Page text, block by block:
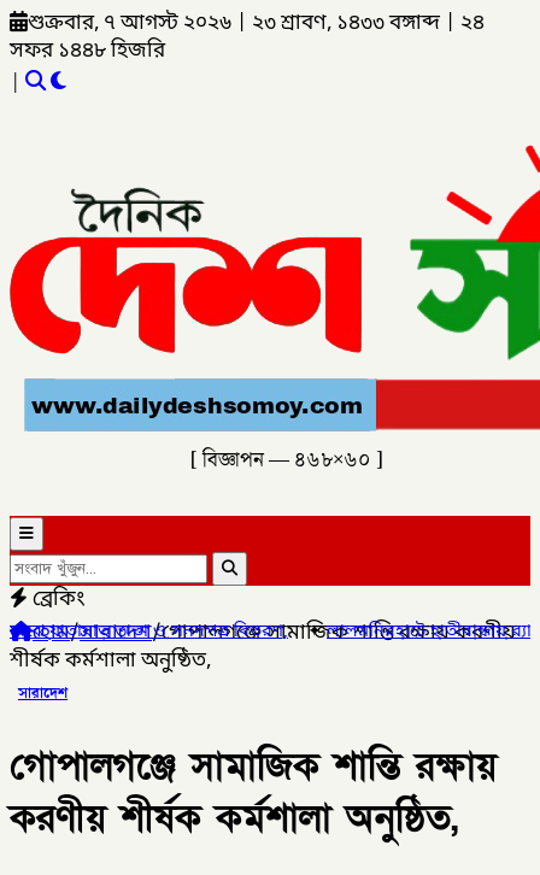
শুক্রবার, ৭ আগস্ট ২০২৬ ২৩ শ্রাবণ, ১৪৩৩ বঙ্গাব্দ
২৪
সফর ১৪৪৮ হিজরি
|
[ বিজ্ঞাপন — ৪৬৮×৬০ ]
ব্রেকিং
সনদপত্র বিতরণ,✦লালমনিরহাটে হাতীবান্ধায় র‌্যাব-১৩ অভিযানে
হোম/সারাদেশ/গোপালগঞ্জে সামাজিক শান্তি রক্ষায় করণীয়
শীর্ষক কর্মশালা অনুষ্ঠিত,
সারাদেশ
গোপালগঞ্জে সামাজিক শান্তি রক্ষায়
করণীয় শীর্ষক কর্মশালা অনুষ্ঠিত,